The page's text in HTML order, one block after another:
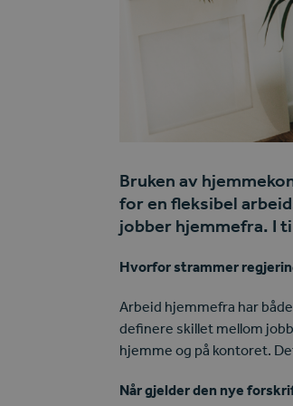
Bruken av
for en fleksibel
jobber hjemmefra. I
Hvorfor strammer
Arbeid hjemmefra har
definere skillet mellom
hjemme og på kontoret.
Når gjelder den nye